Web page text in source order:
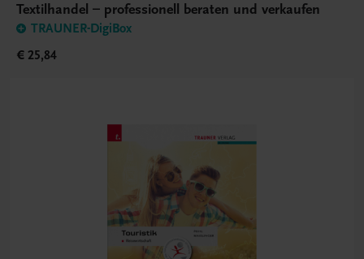
Textilhandel – professionell beraten und verkaufen
TRAUNER-DigiBox
€ 25,84